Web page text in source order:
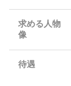
求める人物
像
待遇